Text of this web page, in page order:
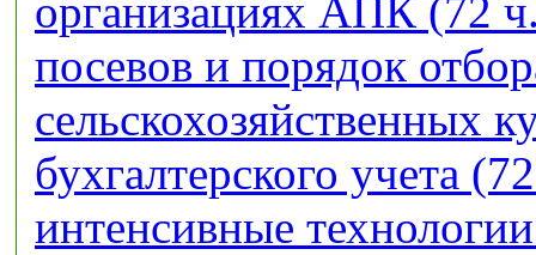
организациях АПК (72
посевов и порядок
сельскохозяйственных
бухгалтерского учета
интенсивные